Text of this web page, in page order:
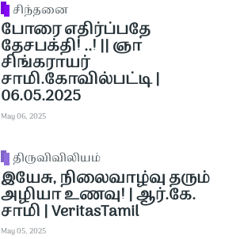
சிந்தனை
போரை எதிர்ப்பதே
தேசபக்தி! ..! || ஞா
சிங்கராயர்
சாமி.கோவில்பட்டி |
06.05.2025
May 06, 2025
திருவிவிலியம்
இயேசு, நிலைவாழ்வு தரும்
அழியா உணவு! | ஆர்.கே.
சாமி | VeritasTamil
May 05, 2025